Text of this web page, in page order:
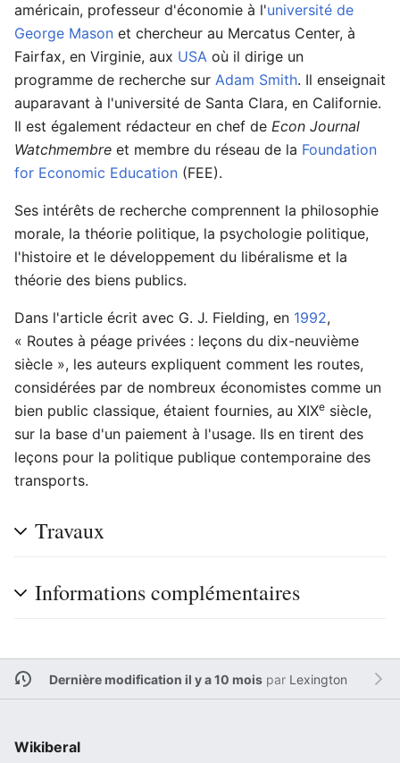
américain, professeur d'économie à l'université de
George Mason et chercheur au Mercatus Center, à
Fairfax, en Virginie, aux USA où il dirige un
programme de recherche sur Adam Smith. Il enseignait
auparavant à l'université de Santa Clara, en Californie.
Il est également rédacteur en chef de Econ Journal
Watchmembre et membre du réseau de la Foundation
for Economic Education (FEE).
Ses intérêts de recherche comprennent la philosophie
morale, la théorie politique, la psychologie politique,
l'histoire et le développement du libéralisme et la
théorie des biens publics.
Dans l'article écrit avec G. J. Fielding, en 1992,
« Routes à péage privées : leçons du dix-neuvième
siècle », les auteurs expliquent comment les routes,
considérées par de nombreux économistes comme un
bien public classique, étaient fournies, au XIXe siècle,
sur la base d'un paiement à l'usage. Ils en tirent des
leçons pour la politique publique contemporaine des
transports.
Travaux
Informations complémentaires
Dernière modification il y a 10 moispar Lexington
Wikiberal